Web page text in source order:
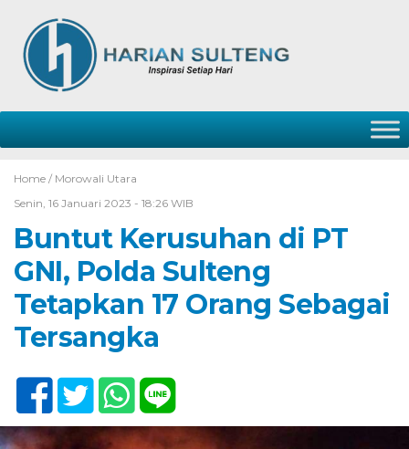
Home / Morowali Utara
Senin, 16 Januari 2023 - 18:26 WIB
Buntut Kerusuhan di PT
GNI, Polda Sulteng
Tetapkan 17 Orang Sebagai
Tersangka